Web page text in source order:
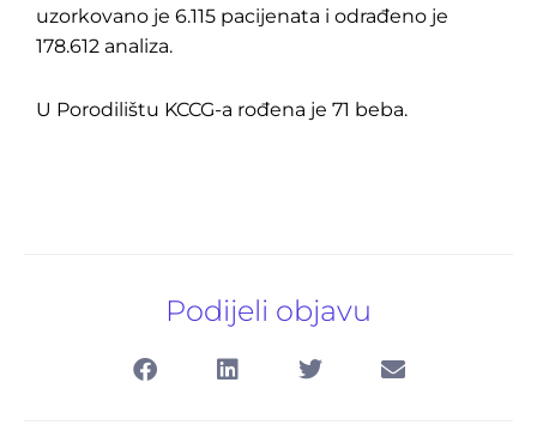
uzorkovano je 6.115 pacijenata i odrađeno je
178.612 analiza.
U Porodilištu KCCG-a rođena je 71 beba.
Podijeli objavu